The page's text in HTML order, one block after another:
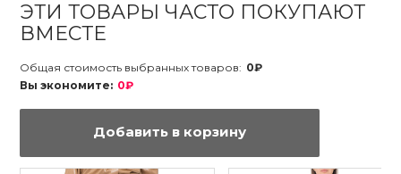
ЭТИ ТОВАРЫ ЧАСТО ПОКУПАЮТ
ВМЕСТЕ
Общая стоимость выбранных товаров: 0₽
Вы экономите: 0₽
Добавить в корзину